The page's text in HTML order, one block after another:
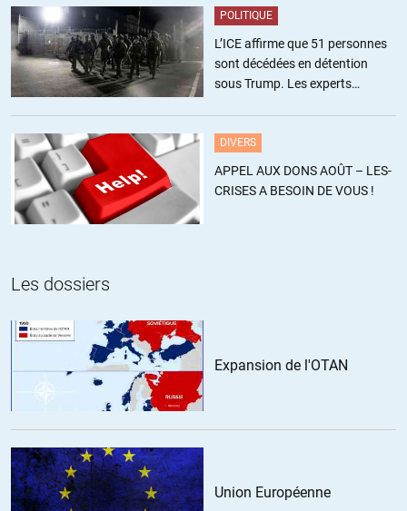
Pollix//26.10.2018 à 19h18
» Le Quatar finance toujours le terrorisme », c’est pour cela qu’il y a
une base US près de Doha ???
+4 ALERTER
Dominique65// 27.10.2018 à 18h47
https://www.lorientlejour.com/article/1127017/doha-annonce-
lagrandissement-dune-importante-base-militaire-americaine.html
+2 ALERTER
26.10.2018 à 12h00
La bonne blague, compte tenu du fait que les Saoudiens sont
embourbé face à des Yéménites il est peu probable qu’ils aient tenté
quoique ce soit contre un Qatar bien plus riche, bien mieux armé et
POLITIQUE
L’ICE affirme que 51 personnes
sont décédées en détention
sous Trump. Les experts
DIVERS
APPEL AUX DONS AOÛT – LES-
CRISES A BESOIN DE VOUS !
Les dossiers
Expansion de l'OTAN
Union Européenne